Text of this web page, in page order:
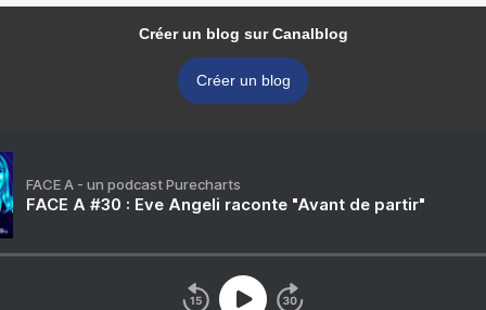
Créer un blog sur Canalblog
Créer un blog
FACE A - un podcast Purecharts
FACE A #30 : Eve Angeli raconte "Avant de partir"